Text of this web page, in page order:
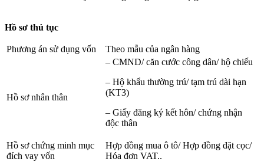
Hồ sơ thủ tục
Phương án sử dụng vốn Theo mẫu của ngân hàng
Hồ sơ nhân thân
– CMND/ căn cước công dân/ hộ chiếu
– Hộ khẩu thường trú/ tạm trú dài hạn
(KT3)
– Giấy đăng ký kết hôn/ chứng nhận
độc thân
Hồ sơ chứng minh mục
đích vay vốn
Hợp đồng mua ô tô/ Hợp đồng đặt cọc/
Hóa đơn VAT..